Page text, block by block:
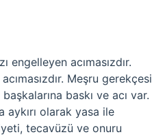
engelleyen acımasızdır.
Meşru gerekçesi
baskı ve acı var.
aykırı olarak yasa ile
tecavüzü ve onuru